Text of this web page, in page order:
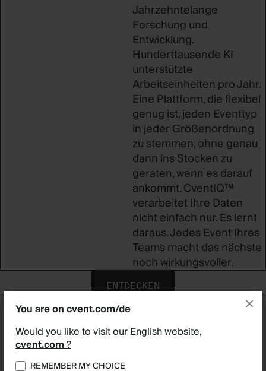
You are on cvent.com/de
Would you like to visit our English website,
cvent.com?
REMEMBER MY CHOICE
×
Jahrzehntelange
Forschung und
Entwicklung.
Hunderttausende KI
unterstützte
Arbeitseinheiten pro Jahr.
Eine Plattform, die flexibel
genug ist, jeden Eventtyp
in jeder Größenordnung
zu stemmen, ohne genau
dann ins Stocken zu
geraten, wenn es darauf
ankommt. CventIQ™
verarbeitet Ihre Daten
nicht einfach nur. Es lernt
daraus. Jedes Event Ihres
Teams macht das nächste
noch wirkungsvoller.
ENTDECKEN
CVENT
BESONDERS
MACHT